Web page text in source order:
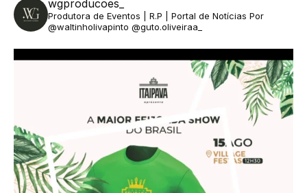
wgproducoes_
Produtora de Eventos | R.P | Portal de Notícias Por
@waltinholivapinto @guto.oliveiraa_